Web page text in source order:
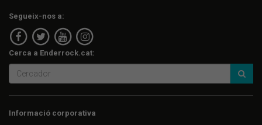
Segueix-nos a:
Cerca a Enderrock.cat:
Informació corporativa